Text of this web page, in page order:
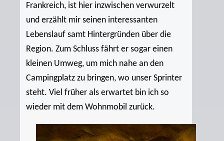
Frankreich, ist hier inzwischen verwurzelt
und erzählt mir seinen interessanten
Lebenslauf samt Hintergründen über die
Region. Zum Schluss fährt er sogar einen
kleinen Umweg, um mich nahe an den
Campingplatz zu bringen, wo unser Sprinter
steht. Viel früher als erwartet bin ich so
wieder mit dem Wohnmobil zurück.